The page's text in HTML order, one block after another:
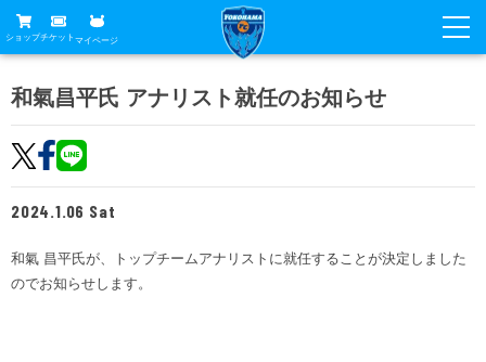
ショップチケット マイページ
グッズ
ホームタウン
トップチーム
クラブ
試合
試合日程
チケット
席種・価格表
選手・スタッフ
和氣昌平氏 アナリスト就任のお知らせ
2024.1.06 Sat
和氣 昌平氏が、トップチームアナリストに就任することが決定しました
のでお知らせします。